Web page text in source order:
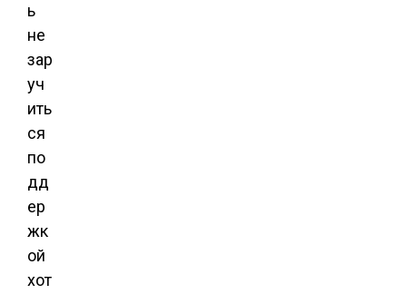
ь
не
зар
уч
ить
ся
по
дд
ер
жк
ой
хот